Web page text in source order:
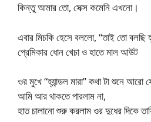
কিন্তু আমার তো, সেক্স কমেনি এখনো।
এবার মিচকি হেসে বললো, “তাই তো
প্রেমিকার ধোন খেচা ও হাতে মাল আউট
ওর মুখে “হ্যান্ডল মারা” কথা টা শুনে
আমি আর থাকতে পারলাম না,
হাত চালানো শুরু করলাম ওর দুধের